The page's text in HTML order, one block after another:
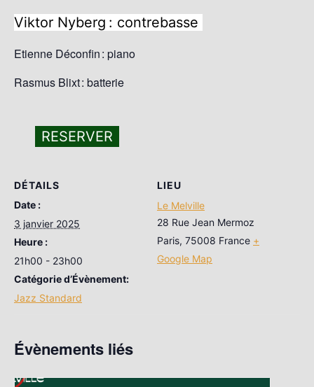
Viktor Nyberg : contrebasse
Etienne Déconfin : piano
Rasmus Blixt : batterie
RESERVER
DÉTAILS
Date :
3 janvier 2025
Heure :
21h00 - 23h00
Catégorie d’Évènement:
Jazz Standard
LIEU
Le Melville
28 Rue Jean Mermoz
Paris, 75008 France +
Google Map
Évènements liés